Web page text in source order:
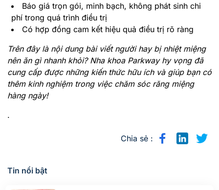
Báo giá trọn gói, minh bạch, không phát sinh chi
phí trong quá trình điều trị
Có hợp đồng cam kết hiệu quả điều trị rõ ràng
Trên đây là nội dung bài viết người hay bị nhiệt miệng
nên ăn gì nhanh khỏi? Nha khoa Parkway hy vọng đã
cung cấp được những kiến thức hữu ích và giúp bạn có
thêm kinh nghiệm trong việc chăm sóc răng miệng
hàng ngày!
.
Chia sẻ :
Tin nổi bật